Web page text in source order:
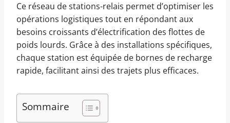
Ce réseau de stations-relais permet d’optimiser les
opérations logistiques tout en répondant aux
besoins croissants d’électrification des flottes de
poids lourds. Grâce à des installations spécifiques,
chaque station est équipée de bornes de recharge
rapide, facilitant ainsi des trajets plus efficaces.
Sommaire